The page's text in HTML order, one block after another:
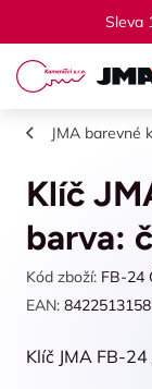
Sleva
JMA barevné
Klíč
barva:
Kód zboží: FB-24
EAN:
Klíč JMA FB-24